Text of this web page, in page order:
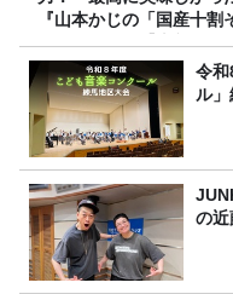
『山本かじの「国産十割
ば」』とは？【十割そば
食べ比べ】
令
ル
JUNK バナナマン「約３か
の近